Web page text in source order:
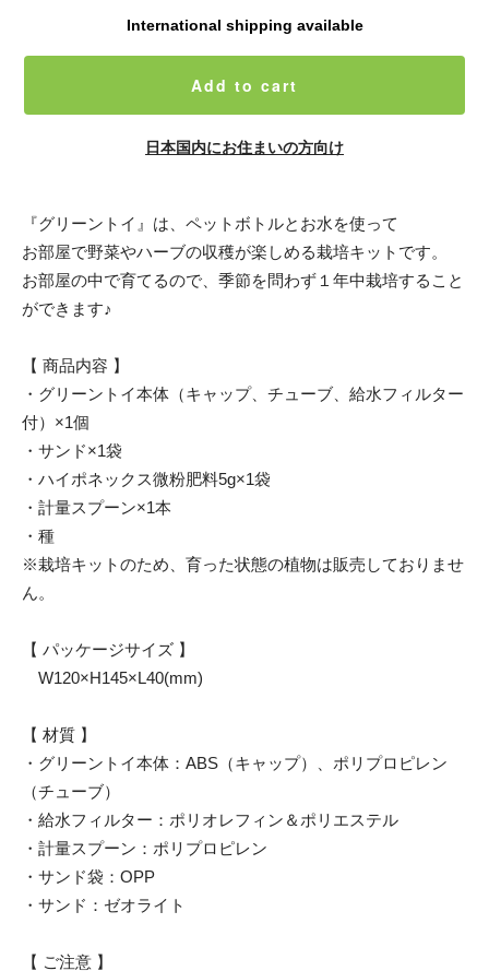
International shipping available
Add to cart
日本国内にお住まいの方向け
『グリーントイ』は、ペットボトルとお水を使って
お部屋で野菜やハーブの収穫が楽しめる栽培キットです。
お部屋の中で育てるので、季節を問わず１年中栽培すること
ができます♪
【 商品内容 】
・グリーントイ本体（キャップ、チューブ、給水フィルター
付）×1個
・サンド×1袋
・ハイポネックス微粉肥料5g×1袋
・計量スプーン×1本
・種
※栽培キットのため、育った状態の植物は販売しておりませ
ん。
【 パッケージサイズ 】
W120×H145×L40(mm)
【 材質 】
・グリーントイ本体：ABS（キャップ）、ポリプロピレン
（チューブ）
・給水フィルター：ポリオレフィン＆ポリエステル
・計量スプーン：ポリプロピレン
・サンド袋：OPP
・サンド：ゼオライト
【 ご注意 】